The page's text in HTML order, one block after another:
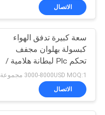
خريطة
الموقع
PRIVACY
POLICY
الاتصال
سعة كبيرة تدفق الهواء
كبسولة بهلوان مجفف
تحكم Plc لبطانة هلامية /
كرات الطلاء
3000-8000USD MOQ:1 مجموعة
الاتصال